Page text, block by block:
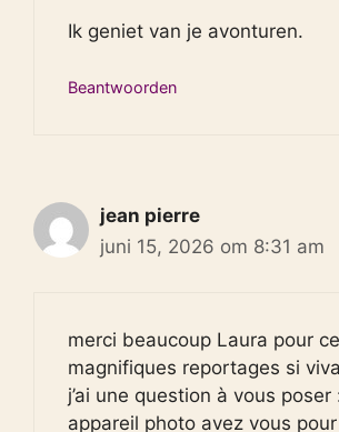
Ik geniet van je avonturen.
Beantwoorden
jean pierre
juni 15, 2026 om 8:31 am
merci beaucoup Laura pour
magnifiques reportages si
j’ai une question à vous poser
appareil photo avez vous